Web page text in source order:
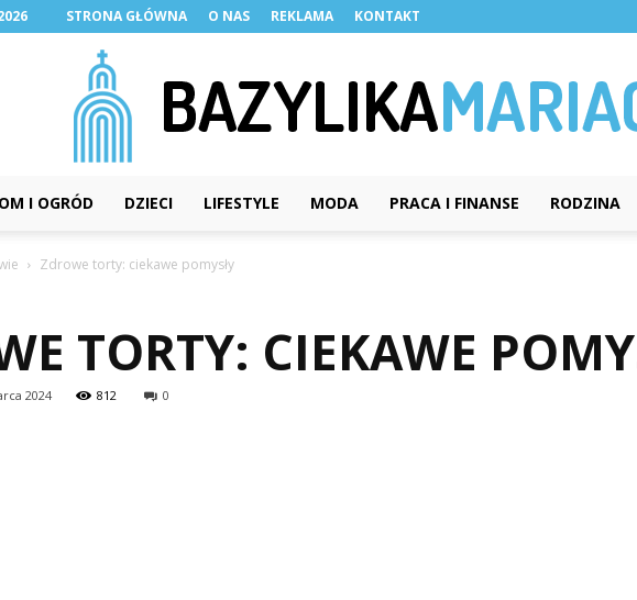
STRONA GŁÓWNA O NAS REKLAMA KONTAKT
I OGRÓD DZIECI LIFESTYLE MODA PRACA I FINANSE RODZINA
Zdrowe torty: ciekawe pomysły
TORTY: CIEKAWE
2024 812 0